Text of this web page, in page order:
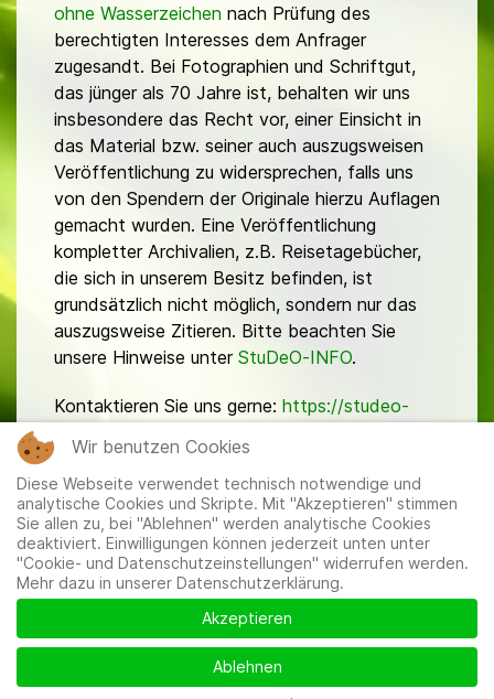
ohne Wasserzeichen nach Prüfung des
berechtigten Interesses dem Anfrager
zugesandt. Bei Fotographien und Schriftgut,
das jünger als 70 Jahre ist, behalten wir uns
insbesondere das Recht vor, einer Einsicht in
das Material bzw. seiner auch auszugsweisen
Veröffentlichung zu widersprechen, falls uns
von den Spendern der Originale hierzu Auflagen
gemacht wurden. Eine Veröffentlichung
kompletter Archivalien, z.B. Reisetagebücher,
die sich in unserem Besitz befinden, ist
grundsätzlich nicht möglich, sondern nur das
auszugsweise Zitieren. Bitte beachten Sie
unsere Hinweise unter StuDeO-INFO.
Kontaktieren Sie uns gerne: https://studeo-
Mitglieder|Impressum|Datenschutzerklärung|Cookie-
und Datenschutzeinstellungen
Wir benutzen Cookies
Diese Webseite verwendet technisch notwendige und
analytische Cookies und Skripte. Mit "Akzeptieren" stimmen
Sie allen zu, bei "Ablehnen" werden analytische Cookies
deaktiviert. Einwilligungen können jederzeit unten unter
"Cookie- und Datenschutzeinstellungen" widerrufen werden.
Mehr dazu in unserer Datenschutzerklärung.
Akzeptieren
Ablehnen